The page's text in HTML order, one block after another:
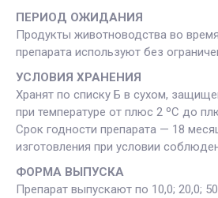
ПЕРИОД ОЖИДАНИЯ
Продукты животноводства во
препарата используют без
УСЛОВИЯ ХРАНЕНИЯ
Хранят по списку Б в сухом,
при температуре от плюс 2 ºС до
Срок годности препарата — 18
изготовления при условии
ФОРМА ВЫПУСКА
Препарат выпускают по 10,0; 20,0;